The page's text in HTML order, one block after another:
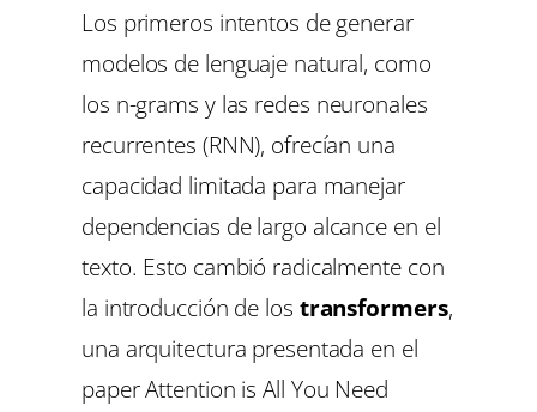
Los primeros intentos de generar
modelos de lenguaje natural, como
los n-grams y las redes neuronales
recurrentes (RNN), ofrecían una
capacidad limitada para manejar
dependencias de largo alcance en el
texto. Esto cambió radicalmente con
la introducción de los transformers,
una arquitectura presentada en el
paperAttention is All You Need